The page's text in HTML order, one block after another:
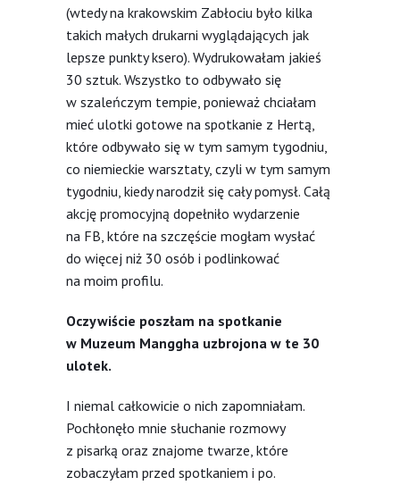
(wtedy na krakowskim Zabłociu było kilka
takich małych drukarni wyglądających jak
lepsze punkty ksero). Wydrukowałam jakieś
30 sztuk. Wszystko to odbywało się
w szaleńczym tempie, ponieważ chciałam
mieć ulotki gotowe na spotkanie z Hertą,
które odbywało się w tym samym tygodniu,
co niemieckie warsztaty, czyli w tym samym
tygodniu, kiedy narodził się cały pomysł. Całą
akcję promocyjną dopełniło wydarzenie
na FB, które na szczęście mogłam wysłać
do więcej niż 30 osób i podlinkować
na moim profilu.
Oczywiście poszłam na spotkanie
w Muzeum Manggha uzbrojona w te 30
ulotek.
I niemal całkowicie o nich zapomniałam.
Pochłonęło mnie słuchanie rozmowy
z pisarką oraz znajome twarze, które
zobaczyłam przed spotkaniem i po.